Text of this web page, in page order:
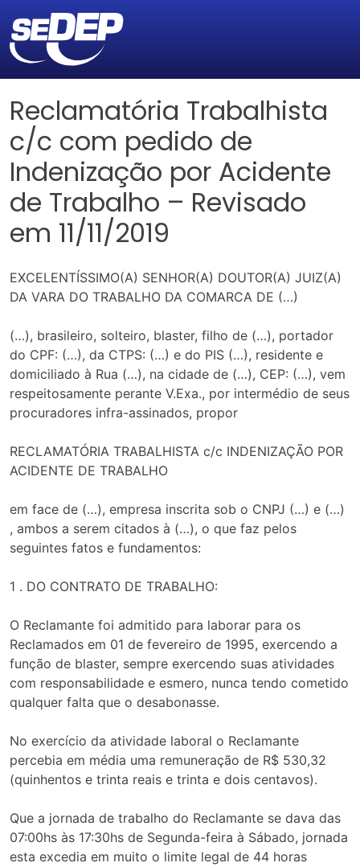
Reclamatória Trabalhista
c/c com pedido de
Indenização por Acidente
de Trabalho – Revisado
em 11/11/2019
EXCELENTÍSSIMO(A) SENHOR(A) DOUTOR(A) JUIZ(A)
DA VARA DO TRABALHO DA COMARCA DE (…)
(…), brasileiro, solteiro, blaster, filho de (…), portador
do CPF: (…), da CTPS: (…) e do PIS (…), residente e
domiciliado à Rua (…), na cidade de (…), CEP: (…), vem
respeitosamente perante V.Exa., por intermédio de seus
procuradores infra-assinados, propor
RECLAMATÓRIA TRABALHISTA c/c INDENIZAÇÃO POR
ACIDENTE DE TRABALHO
em face de (…), empresa inscrita sob o CNPJ (…) e (…)
, ambos a serem citados à (…), o que faz pelos
seguintes fatos e fundamentos:
1 . DO CONTRATO DE TRABALHO:
O Reclamante foi admitido para laborar para os
Reclamados em 01 de fevereiro de 1995, exercendo a
função de blaster, sempre exercendo suas atividades
com responsabilidade e esmero, nunca tendo cometido
qualquer falta que o desabonasse.
No exercício da atividade laboral o Reclamante
percebia em média uma remuneração de R$ 530,32
(quinhentos e trinta reais e trinta e dois centavos).
Que a jornada de trabalho do Reclamante se dava das
07:00hs às 17:30hs de Segunda-feira à Sábado, jornada
esta excedia em muito o limite legal de 44 horas